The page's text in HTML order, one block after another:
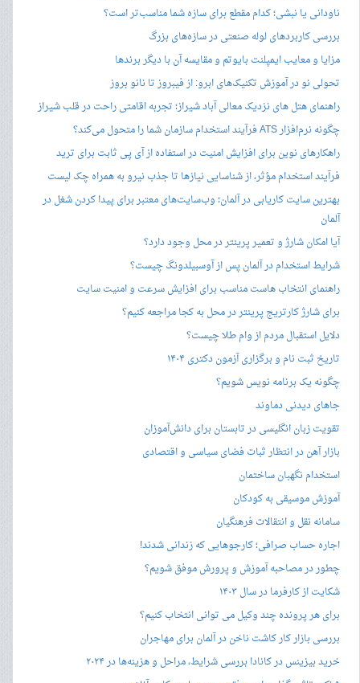
ناودانی یا نبشی؛ کدام مقطع برای سازه شما مناسب‌تر است؟
بررسی کاربردهای لوله صنعتی در سازه‌های بزرگ
مزایا و معایب ایمپلنت بایوتم و مقایسه آن با دیگر برندها
تحولی نو در آموزش تکنیک‌های ابرو: از فیبروز تا نانو بروز
راهنمای هتل های نزدیک معالی آباد شیراز؛ تجربه اقامتی راحت در قلب شیراز
چگونه نرم‌افزار ATS فرآیند استخدام سازمان شما را متحول می‌کند؟
راهکارهای نوین برای افزایش امنیت در استفاده از آی پی ثابت برای ترید
فرآیند استخدام مؤثر، از شناسایی نیازها تا جذب نیرو به همراه چک لیست
بهترین سایت کاریابی در آلمان؛ وب‌سایت‌های معتبر برای پیدا کردن شغل در
آلمان
آیا امکان شارژ و تعمیر پرینتر در محل وجود دارد؟
شرایط استخدام در آلمان پس از آوسبیلدونگ چیست؟
راهنمای انتخاب هاست مناسب برای افزایش سرعت و امنیت سایت
برای شارژ کارتریج پرینتر در محل به کجا مراجعه کنیم؟
دلایل استقبال مردم از وام طلا چیست؟
تاریخ ثبت نام و برگزاری آزمون دکتری ۱۴۰۴
چگونه یک برنامه نویس شویم؟
جاهای دیدنی دماوند
تقویت زبان انگلیسی در تابستان برای دانش‌آموزان
بازار آهن در انتظار ثبات فضای سیاسی و اقتصادی
استخدام نگهبان ساختمان
آموزش موسیقی به کودکان
سامانه نقل و انتقالات فرهنگیان
اجاره حساب صرافی؛ کارجوهایی که زندانی شدند!
چطور در مصاحبه‌ آموزش و پرورش موفق شویم؟
شکایت از کارفرما در سال ۱۴۰۳
برای هر پرونده چند وکیل می توانی انتخاب کنیم؟
بررسی بازار کار کاشت ناخن در آلمان برای مهاجران
خرید بیزینس در کانادا بررسی شرایط، مراحل و هزینه‌ها در ۲۰۲۴